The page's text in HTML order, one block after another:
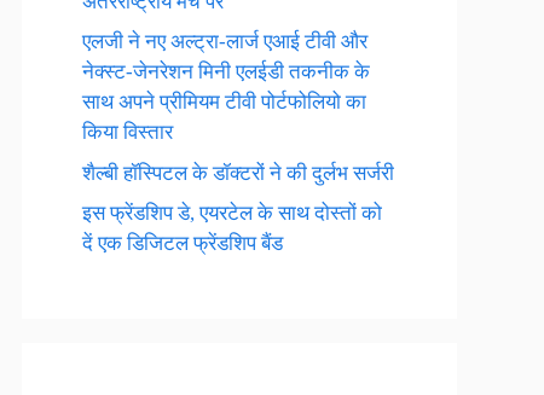
एलजी ने नए अल्ट्रा-लार्ज एआई टीवी और
नेक्स्ट-जेनरेशन मिनी एलईडी तकनीक के
साथ अपने प्रीमियम टीवी पोर्टफोलियो का
किया विस्तार
शैल्बी हॉस्पिटल के डॉक्टरों ने की दुर्लभ सर्जरी
इस फ्रेंडशिप डे, एयरटेल के साथ दोस्तों को
दें एक डिजिटल फ्रेंडशिप बैंड